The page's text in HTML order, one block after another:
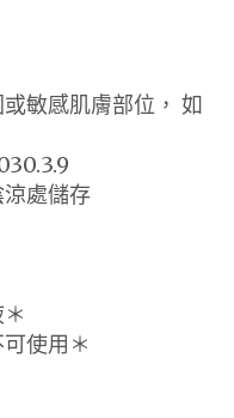
敏感肌膚部位， 如
處儲存
使用＊